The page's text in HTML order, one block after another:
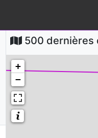
500 dernières
+
−